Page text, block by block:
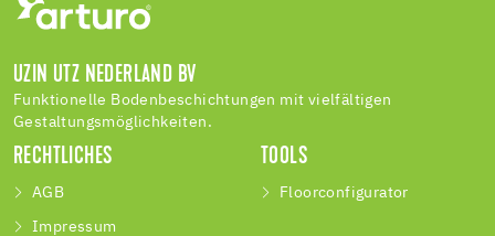
UZIN UTZ NEDERLAND BV
Funktionelle Bodenbeschichtungen mit vielfältigen
Gestaltungsmöglichkeiten.
RECHTLICHES
AGB
Impressum
TOOLS
Floorconfigurator